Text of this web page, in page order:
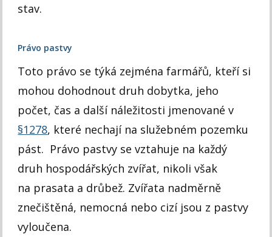
stav.
Právo pastvy
Toto právo se týká zejména farmářů, kteří si
mohou dohodnout druh dobytka, jeho
počet, čas a další náležitosti jmenované v
§1278, které nechají na služebném pozemku
pást. Právo pastvy se vztahuje na každý
druh hospodářských zvířat, nikoli však
na prasata a drůbež. Zvířata nadměrně
znečištěná, nemocná nebo cizí jsou z pastvy
vyloučena.